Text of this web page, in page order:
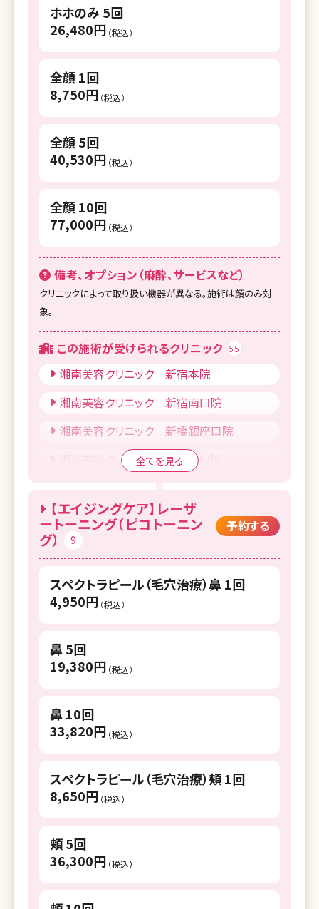
ホホのみ 5回
26,480円 （税込）
全顔 1回
8,750円 （税込）
全顔 5回
40,530円 （税込）
全顔 10回
77,000円 （税込）
備考、オプション（麻酔、サービスなど）
クリニックによって取り扱い機器が異なる。施術は顔のみ対
象。
この施術が受けられるクリニック 55
湘南美容クリニック 新宿本院
湘南美容クリニック 新宿南口院
湘南美容クリニック 新橋銀座口院
湘南美容クリニック 池袋西口院
湘南美容クリニック 上野院
湘南美容クリニック 豊洲院
湘南美容クリニック 北千住院
湘南美容クリニック 二子玉川院
湘南皮膚科クリニック 町田院
湘南美容クリニック 仙台院
湘南美容クリニック 福島院
湘南美容クリニック 水戸院
湘南美容クリニック 高崎院
全てを見る
【エイジングケア】レーザ
ートーニング（ピコトーニン
グ）
9
予約する
スペクトラピール（毛穴治療）鼻 1回
4,950円 （税込）
鼻 5回
19,380円 （税込）
鼻 10回
33,820円 （税込）
スペクトラピール（毛穴治療）頬 1回
8,650円 （税込）
頬 5回
36,300円 （税込）